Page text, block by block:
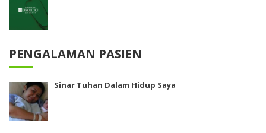
PENGALAMAN PASIEN
Sinar Tuhan Dalam Hidup Saya